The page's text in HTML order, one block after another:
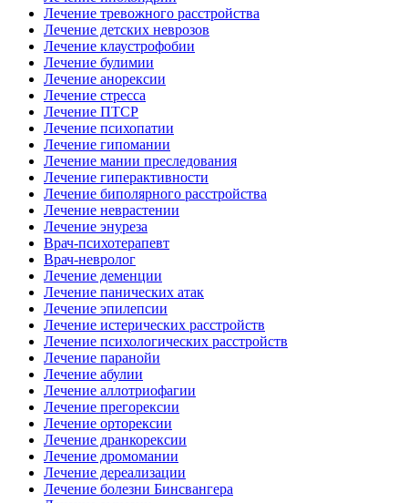
Лечение тревожного расстройства
Лечение детских неврозов
Лечение клаустрофобии
Лечение булимии
Лечение анорексии
Лечение стресса
Лечение ПТСР
Лечение психопатии
Лечение гипомании
Лечение мании преследования
Лечение гиперактивности
Лечение биполярного расстройства
Лечение неврастении
Лечение энуреза
Врач-психотерапевт
Врач-невролог
Лечение деменции
Лечение панических атак
Лечение эпилепсии
Лечение истерических расстройств
Лечение психологических расстройств
Лечение паранойи
Лечение абулии
Лечение аллотриофагии
Лечение прегорексии
Лечение орторексии
Лечение дранкорексии
Лечение дромомании
Лечение дереализации
Лечение болезни Бинсвангера